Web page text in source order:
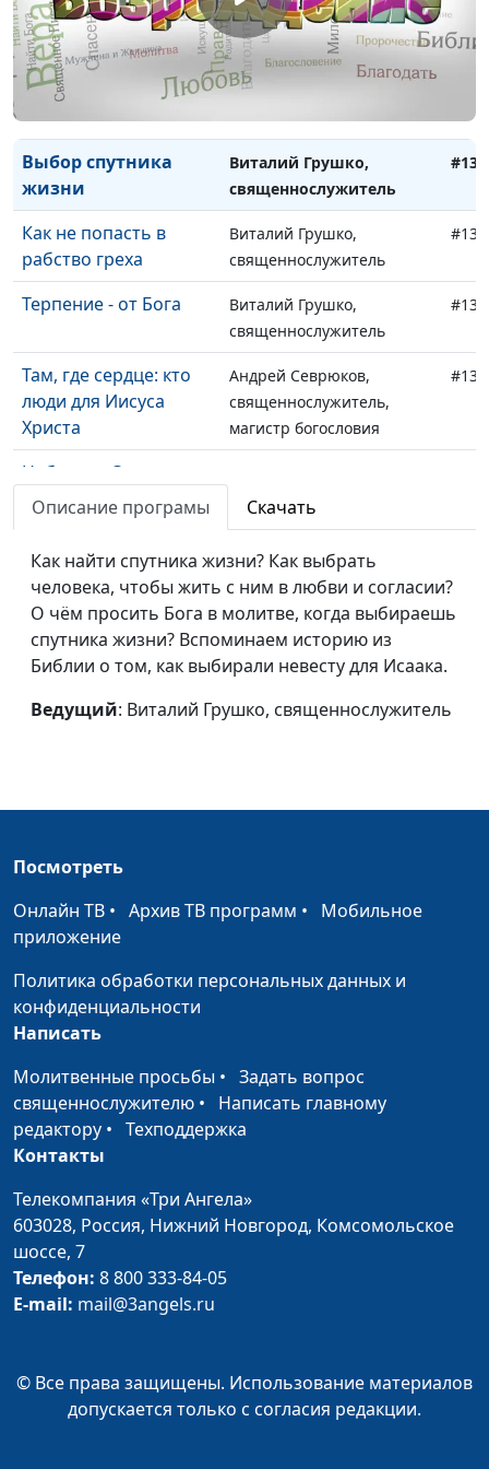
Как стать другом
Богу?
Виталий Грушко,
священнослужитель
#138
Для чего прощать
других?
Виталий Грушко,
священнослужитель
Выбор спутника
жизни
Виталий Грушко,
священнослужитель
#136
Как не попасть в
рабство греха
Виталий Грушко,
священнослужитель
#135
Терпение - от Бога
Виталий Грушко,
священнослужитель
#134
Там, где сердце: кто
люди для Иисуса
Христа
Андрей Севрюков,
священнослужитель,
магистр богословия
#133
Небесное Святилище:
значение для
современных людей
священнослужитель,
магистр богословия
Даниил в Вавилоне:
как не поддаться
чуждой культуре
Андрей Севрюков,
священнослужитель,
магистр богословия
Доверие Богу в
обстоятельствах
Андрей Севрюков,
магистр богословия
выбора в сложной
магистр богословия
благословениях:
изобилие и здоровье
священнослужитель,
Наша перспектива -
Небесный Иерусалим
Андрей Севрюков,
Человек просит - Бог
исцеляет
Андрей Севрюков,
священнослужитель,
магистр богословия
счастлив?
священнослужитель,
магистр богословия
Как войти в Царство
Небесное?
Пример Христа: как
реагировать на
оскорбления?
Андрей Севрюков,
магистр богословия
Описание програмы Скачать
Как найти спутника жизни? Как выбрать
человека, чтобы жить с ним в любви и согласии?
О чём просить Бога в молитве, когда выбираешь
спутника жизни? Вспоминаем историю из
Библии о том, как выбирали невесту для Исаака.
Ведущий: Виталий Грушко, священнослужитель
Посмотреть
Онлайн ТВ • Архив ТВ программ • Мобильное
приложение
Политика обработки персональных данных и
конфиденциальности
Написать
Молитвенные просьбы • Задать вопрос
священнослужителю • Написать главному
редактору • Техподдержка
Контакты
Телекомпания «Три Ангела»
603028, Россия, Нижний Новгород, Комсомольское
шоссе, 7
Телефон: 8 800 333-84-05
E-mail: mail@3angels.ru
© Все права защищены. Использование материалов
допускается только с согласия редакции.